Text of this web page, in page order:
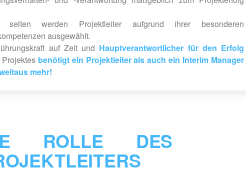
selten werden Projektleiter aufgrund ihrer besonderen
ausgewählt.
auf Zeit und Hauptverantwortlicher für den Erfolg
benötigt ein Projektleiterals auch ein Interim Manager
mehr!
ROLLE DES